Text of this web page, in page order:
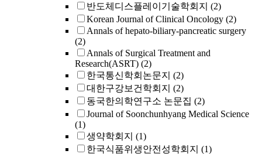
반도체디스플레이기술학회지 (2)
Korean Journal of Clinical Oncology (2)
Annals of hepato-biliary-pancreatic surgery
(2)
Annals of Surgical Treatment and
Research(ASRT) (2)
한국통신학회논문지 (2)
대한구강보건학회지 (2)
동국한의학연구소 논문집 (2)
Journal of Soonchunhyang Medical Science
(1)
생약학회지 (1)
한국식품위생안전성학회지 (1)